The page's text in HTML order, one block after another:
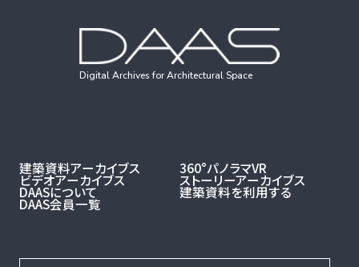
Digital Archives for Architectural Space
建築資料アーカイブス 360°パノラマVR
ビデオアーカイブス ストーリーアーカイブス
DAASについて 建築資料を利用する
DAAS会員一覧